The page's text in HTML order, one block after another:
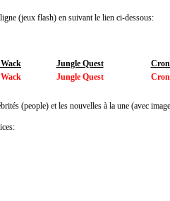
(jeux flash) en suivant le lien ci-dessous:
Jungle Quest
Jungle Quest
(people) et les nouvelles à la une (avec